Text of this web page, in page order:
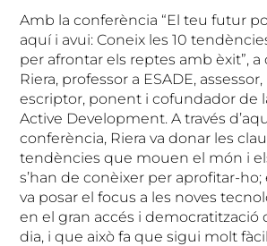
Amb la conferència “El teu futur
aquí i avui: Coneix les 10
per afrontar els reptes amb èxit”, a
Riera, professor a ESADE,
escriptor, ponent i cofundador de
Active Development. A través
conferència, Riera va donar les
tendències que mouen el món i
s’han de conèixer per aprofitar-
va posar el focus a les noves
en el gran accés i democratització
dia, i que això fa que sigui molt